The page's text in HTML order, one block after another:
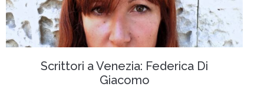
Scrittori a Venezia: Federica Di
Giacomo